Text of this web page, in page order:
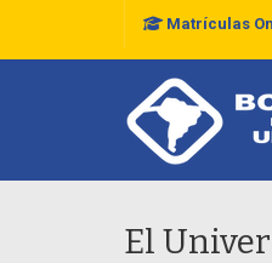
Matrículas
El